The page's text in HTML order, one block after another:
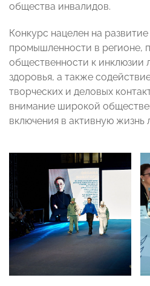
общества инвалидов.
Конкурс нацелен на развитие
промышленности в регионе,
общественности к инклюзии
здоровья, а также
творческих и деловых
внимание широкой
включения в активную жизнь